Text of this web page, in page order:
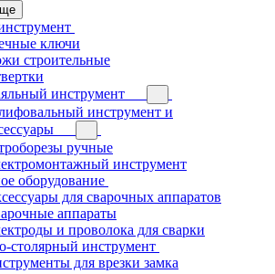
ключи
строительные
инструмент
инструмент и
ручные
инструмент
оборудование
для сварочных аппаратов
аппараты
и проволока для сварки
столярный инструмент
для врезки замка